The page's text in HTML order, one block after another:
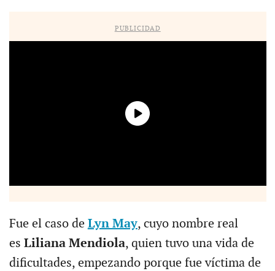
PUBLICIDAD
Fue el caso de Lyn May, cuyo nombre real
es Liliana Mendiola, quien tuvo una vida de
dificultades, empezando porque fue víctima de